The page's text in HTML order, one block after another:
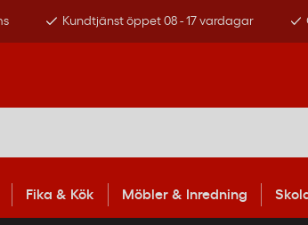
Kundtjänst öppet 08 - 17 vardagar
Fika & Kök Möbler & Inredning